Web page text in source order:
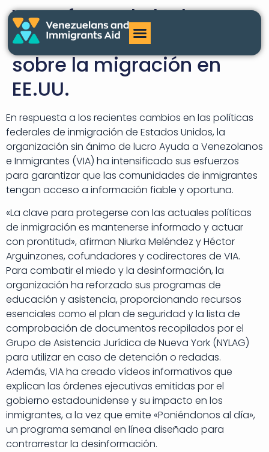
VIA refuerza la lucha
contra la desinformación
sobre la migración en
EE.UU.
En respuesta a los recientes cambios en las políticas
federales de inmigración de Estados Unidos, la
organización sin ánimo de lucro Ayuda a Venezolanos
e Inmigrantes (VIA) ha intensificado sus esfuerzos
para garantizar que las comunidades de inmigrantes
tengan acceso a información fiable y oportuna.
«La clave para protegerse con las actuales políticas
de inmigración es mantenerse informado y actuar
con prontitud», afirman Niurka Meléndez y Héctor
Arguinzones, cofundadores y codirectores de VIA.
Para combatir el miedo y la desinformación, la
organización ha reforzado sus programas de
educación y asistencia, proporcionando recursos
esenciales como el plan de seguridad y la lista de
comprobación de documentos recopilados por el
Grupo de Asistencia Jurídica de Nueva York (NYLAG)
para utilizar en caso de detención o redadas.
Además, VIA ha creado vídeos informativos que
explican las órdenes ejecutivas emitidas por el
gobierno estadounidense y su impacto en los
inmigrantes, a la vez que emite «Poniéndonos al día»,
un programa semanal en línea diseñado para
contrarrestar la desinformación.